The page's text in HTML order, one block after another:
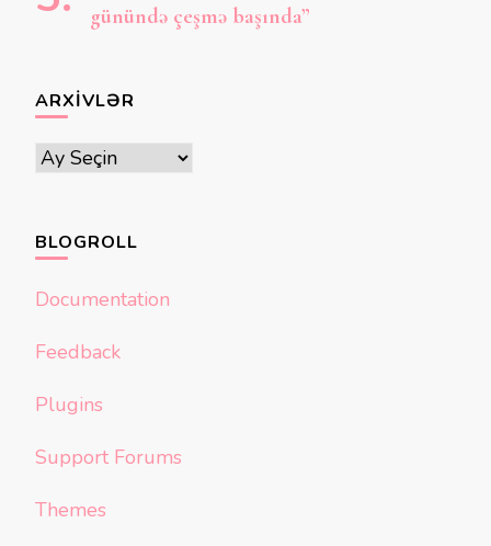
günündə çeşmə başında”
ARXIVLƏR
Arxivlər
BLOGROLL
Documentation
Feedback
Plugins
Support Forums
Themes